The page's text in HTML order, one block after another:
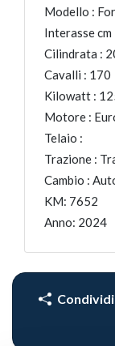
Modello :
Interasse cm
Cilindrata :
Cavalli : 170
Kilowatt :
Motore :
Telaio :
Trazione :
Cambio :
KM: 7652
Anno: 2024